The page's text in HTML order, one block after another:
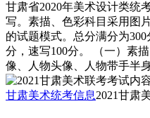
甘肃省2020年美术设计类统
写。素描、色彩科目采用图
的试题模式。总分满分为
分，速写100分。 （一）素
像、人物头像、人物带手半
甘肃美术统考信息2021甘肃